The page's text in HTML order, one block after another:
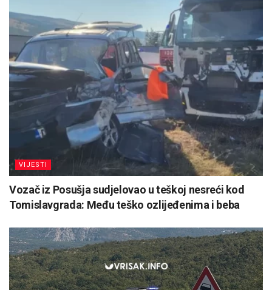
VIJESTI
Vozač iz Posušja sudjelovao u teškoj nesreći kod
Tomislavgrada: Među teško ozlijeđenima i beba